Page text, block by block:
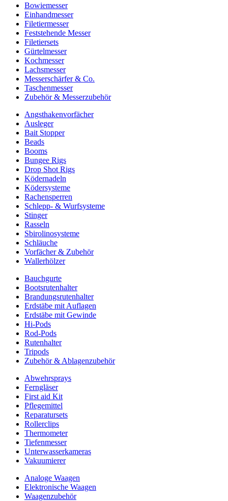
Bowiemesser
Einhandmesser
Filetiermesser
Feststehende Messer
Filetiersets
Gürtelmesser
Kochmesser
Lachsmesser
Messerschärfer & Co.
Taschenmesser
Zubehör & Messerzubehör
Angsthakenvorfächer
Ausleger
Bait Stopper
Beads
Booms
Bungee Rigs
Drop Shot Rigs
Ködernadeln
Ködersysteme
Rachensperren
Schlepp- & Wurfsysteme
Stinger
Rasseln
Sbirolinosysteme
Schläuche
Vorfächer & Zubehör
Wallerhölzer
Bauchgurte
Bootsrutenhalter
Brandungsrutenhalter
Erdstäbe mit Auflagen
Erdstäbe mit Gewinde
Hi-Pods
Rod-Pods
Rutenhalter
Tripods
Zubehör & Ablagenzubehör
Abwehrsprays
Ferngläser
First aid Kit
Pflegemittel
Reparatursets
Rollerclips
Thermometer
Tiefenmesser
Unterwasserkameras
Vakuumierer
Analoge Waagen
Elektronische Waagen
Waagenzubehör